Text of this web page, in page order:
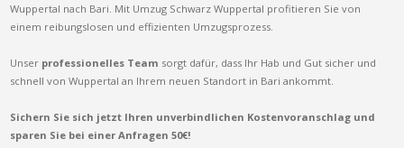
Wuppertal nach Bari. Mit Umzug Schwarz Wuppertal profitieren Sie von
einem reibungslosen und effizienten Umzugsprozess.
Unser professionelles Team sorgt dafür, dass Ihr Hab und Gut sicher und
schnell von Wuppertal an Ihrem neuen Standort in Bari ankommt.
Sichern Sie sich jetzt Ihren unverbindlichen Kostenvoranschlag und
sparen Sie bei einer Anfragen 50€!